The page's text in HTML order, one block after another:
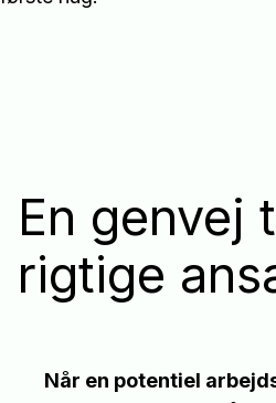
En genvej
rigtige
Når en potentiel